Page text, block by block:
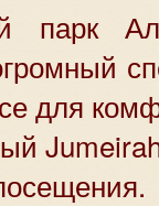
парк
для